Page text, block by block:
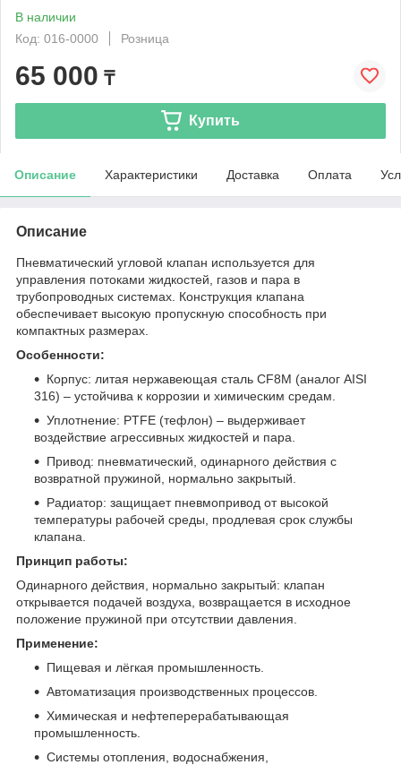
В наличии
Код: 016-0000
Розница
65 000 ₸
Купить
Описание Характеристики Доставка Оплата
Описание
Пневматический угловой клапан используется для
управления потоками жидкостей, газов и пара в
трубопроводных системах. Конструкция клапана
обеспечивает высокую пропускную способность при
компактных размерах.
Особенности:
Корпус: литая нержавеющая сталь CF8M (аналог AISI
316) – устойчива к коррозии и химическим средам.
Уплотнение: PTFE (тефлон) – выдерживает
воздействие агрессивных жидкостей и пара.
Привод: пневматический, одинарного действия с
возвратной пружиной, нормально закрытый.
Радиатор: защищает пневмопривод от высокой
температуры рабочей среды, продлевая срок службы
клапана.
Принцип работы:
Одинарного действия, нормально закрытый: клапан
открывается подачей воздуха, возвращается в исходное
положение пружиной при отсутствии давления.
Применение:
Пищевая и лёгкая промышленность.
Автоматизация производственных процессов.
Химическая и нефтеперерабатывающая
промышленность.
Системы отопления, водоснабжения,